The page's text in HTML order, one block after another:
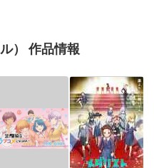
） 作品情報